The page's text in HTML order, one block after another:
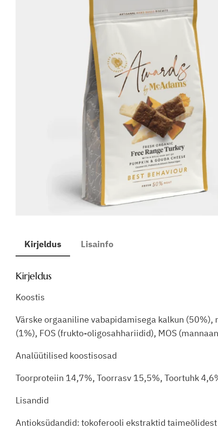
Kirjeldus Lisainfo
Kirjeldus
Koostis
Värske orgaaniline vabapidamisega kalkun
(1%), FOS (frukto-oligosahhariidid), MOS
Analüütilised koostisosad
Toorproteiin 14,7%, Toorrasv 15,5%, Toortuhk
Lisandid
Antioksüdandid: tokoferooli ekstraktid